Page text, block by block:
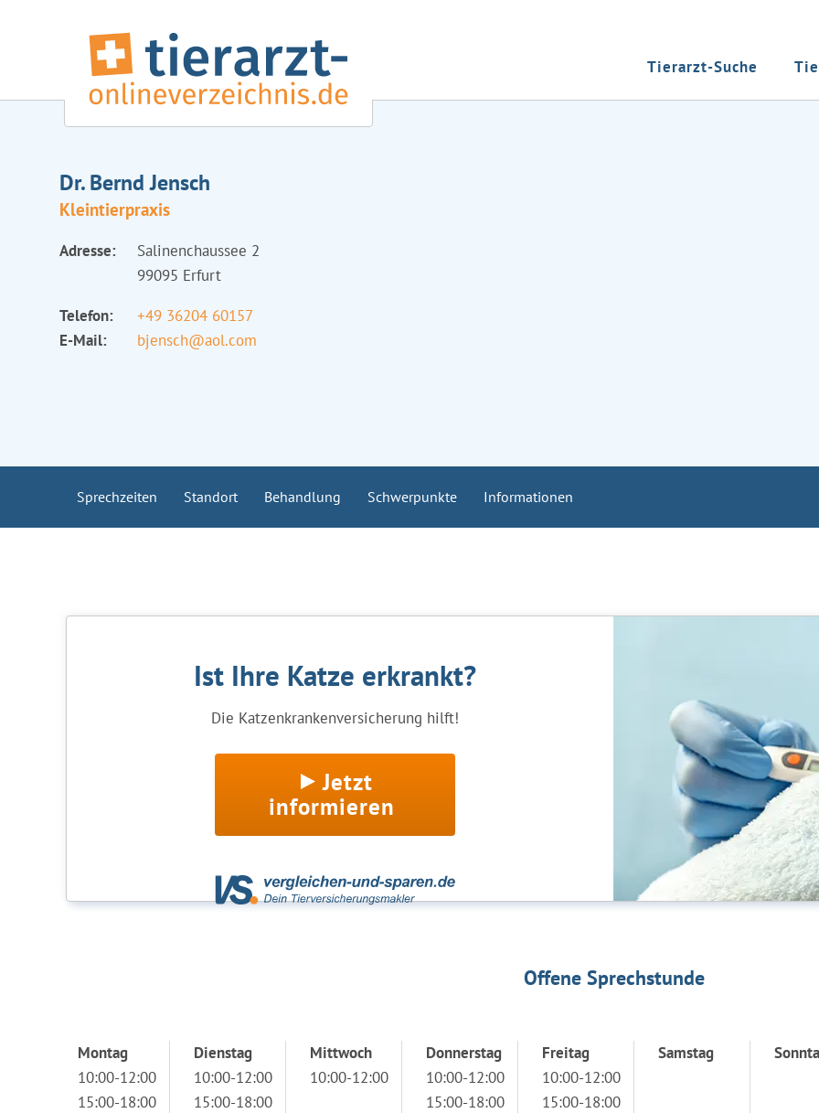
Tierarzt-Suche
Dr. Bernd Jensch
Kleintierpraxis
Adresse:
Salinenchaussee 2
99095 Erfurt
Telefon:
+49 36204 60157
E-Mail:
bjensch@aol.com
Sprechzeiten Standort Behandlung Schwerpunkte Informationen
Ist Ihre Katze erkrankt?
Die Katzenkrankenversicherung hilft!
Jetzt
informieren
Offene Sprechstunde
Montag
10:00-12:00
15:00-18:00
Dienstag
10:00-12:00
15:00-18:00
Mittwoch
10:00-12:00
Donnerstag
10:00-12:00
15:00-18:00
Freitag
10:00-12:00
15:00-18:00
Samstag